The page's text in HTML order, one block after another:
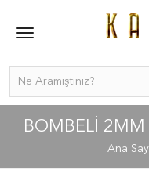
BOMBELI 2MM
Ana